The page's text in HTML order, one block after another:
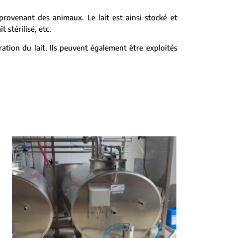
des animaux. Le lait est ainsi stocké et
stérilisé, etc.
du lait. Ils peuvent également être exploités